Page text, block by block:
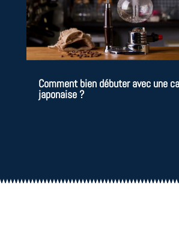
Comment bien débuter avec une
japonaise ?